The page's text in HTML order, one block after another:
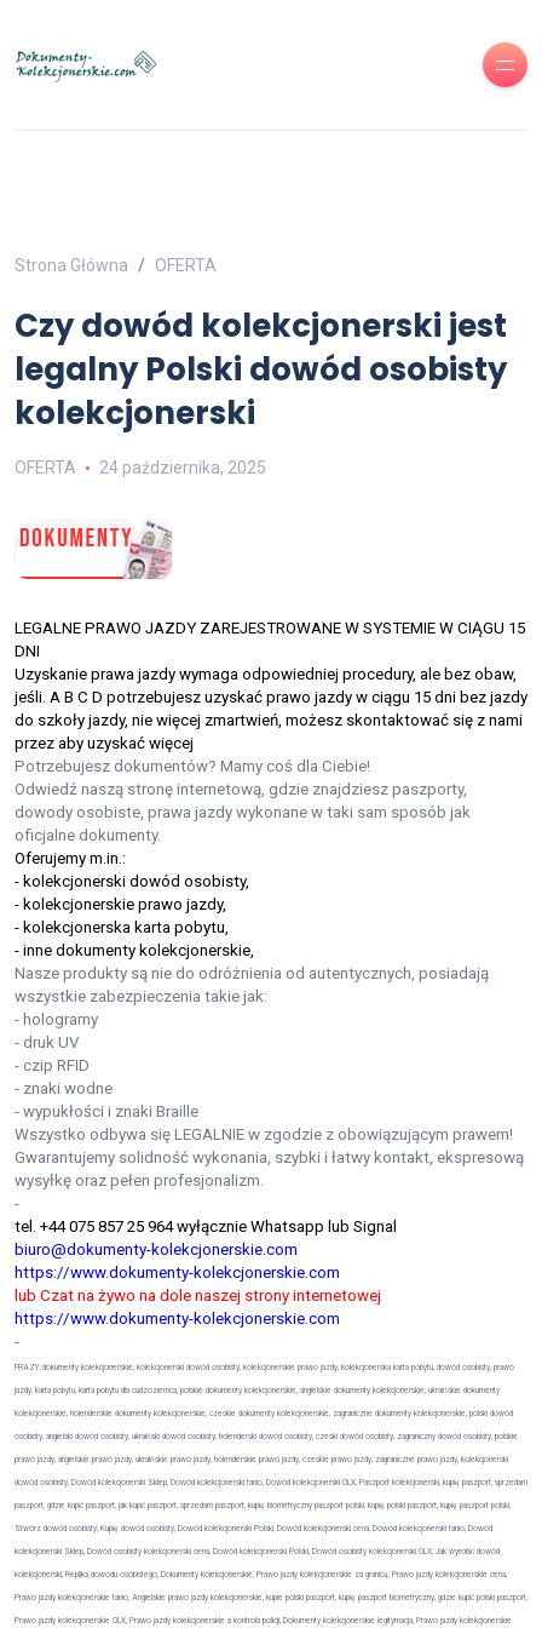
Strona Główna OFERTA
Czy dowód kolekcjonerski jest
legalny Polski dowód osobisty
kolekcjonerski
OFERTA 24 października, 2025
LEGALNE PRAWO JAZDY ZAREJESTROWANE W SYSTEMIE W CIĄGU 15
DNI
Uzyskanie prawa jazdy wymaga odpowiedniej procedury, ale bez obaw,
jeśli. A B C D potrzebujesz uzyskać prawo jazdy w ciągu 15 dni bez jazdy
do szkoły jazdy, nie więcej zmartwień, możesz skontaktować się z nami
przez aby uzyskać więcej
Potrzebujesz dokumentów? Mamy coś dla Ciebie!
Odwiedź naszą stronę internetową, gdzie znajdziesz paszporty,
dowody osobiste, prawa jazdy wykonane w taki sam sposób jak
oficjalne dokumenty.
Oferujemy m.in.:
- kolekcjonerski dowód osobisty,
- kolekcjonerskie prawo jazdy,
- kolekcjonerska karta pobytu,
- inne dokumenty kolekcjonerskie,
Nasze produkty są nie do odróżnienia od autentycznych, posiadają
wszystkie zabezpieczenia takie jak:
- hologramy
- druk UV
- czip RFID
- znaki wodne
- wypukłości i znaki Braille
Wszystko odbywa się LEGALNIE w zgodzie z obowiązującym prawem!
Gwarantujemy solidność wykonania, szybki i łatwy kontakt, ekspresową
wysyłkę oraz pełen profesjonalizm.
-
tel. +44 075 857 25 964 wyłącznie Whatsapp lub Signal
biuro@dokumenty-kolekcjonerskie.com
https://www.dokumenty-kolekcjonerskie.com
lub Czat na żywo na dole naszej strony internetowej
https://www.dokumenty-kolekcjonerskie.com
-
FRAZY:dokumenty kolekcjonerskie, kolekcjonerski dowód osobisty, kolekcjonerskie prawo jazdy, kolekcjonerska karta pobytu, dowód osobisty, prawo
jazdy, karta pobytu, karta pobytu dla cudzoziemca, polskie dokumenty kolekcjonerskie, angielskie dokumenty kolekcjonerskie, ukraińskie dokumenty
kolekcjonerskie, holenderskie dokumenty kolekcjonerskie, czeskie dokumenty kolekcjonerskie, zagraniczne dokumenty kolekcjonerskie, polski dowód
osobisty, angielski dowód osobisty, ukraiński dowód osobisty, holenderski dowód osobisty, czeski dowód osobisty, zagraniczny dowód osobisty, polskie
prawo jazdy, angielskie prawo jazdy, ukraińskie prawo jazdy, holenderskie prawo jazdy, czeskie prawo jazdy, zagraniczne prawo jazdy, kolekcjonerski
dowód osobisty, Dowód kolekcjonerski Sklep, Dowód kolekcjonerski tanio, Dowód kolekcjonerski OLX, Paszport kolekcjonerski, kupię paszport, sprzedam
paszport, gdzie kupić paszport, jak kupić paszport, sprzedam paszport, kupię biometryczny paszport polski, kupię polski paszport, kupię paszport polski,
Stwórz dowód osobisty, Kupię dowód osobisty, Dowód kolekcjonerski Polski, Dowód kolekcjonerski cena, Dowód kolekcjonerski tanio, Dowód
kolekcjonerski Sklep, Dowód osobisty kolekcjonerski cena, Dowód kolekcjonerski Polski, Dowód osobisty kolekcjonerski OLX, Jak wyrobić dowód
kolekcjonerski, Replika dowodu osobistego, Dokumenty kolekcjonerskie, Prawo jazdy kolekcjonerskie za granicą, Prawo jazdy kolekcjonerskie cena,
Prawo jazdy kolekcjonerskie tanio, Angielskie prawo jazdy kolekcjonerskie, kupie polski paszport, kupię paszport biometryczny, gdzie kupić polski paszport,
Prawo jazdy kolekcjonerskie OLX, Prawo jazdy kolekcjonerskie a kontrola policji, Dokumenty kolekcjonerskie legitymacja, Prawo jazdy kolekcjonerskie